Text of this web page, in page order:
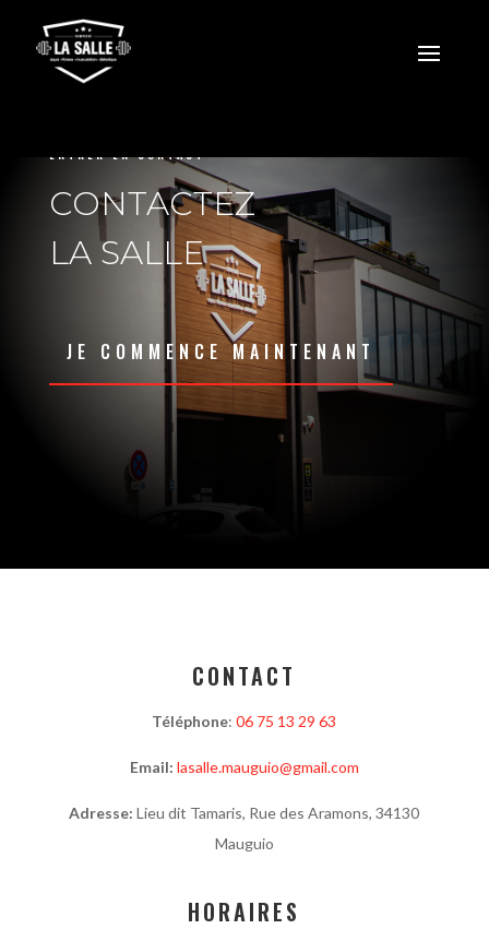
ENTRER EN CONTACT
CONTACTEZ
LA SALLE
JE COMMENCE MAINTENANT
CONTACT
Téléphone:06 75 13 29 63
Email: lasalle.mauguio@gmail.com
Adresse: Lieu dit Tamaris, Rue des Aramons, 34130
Mauguio
HORAIRES